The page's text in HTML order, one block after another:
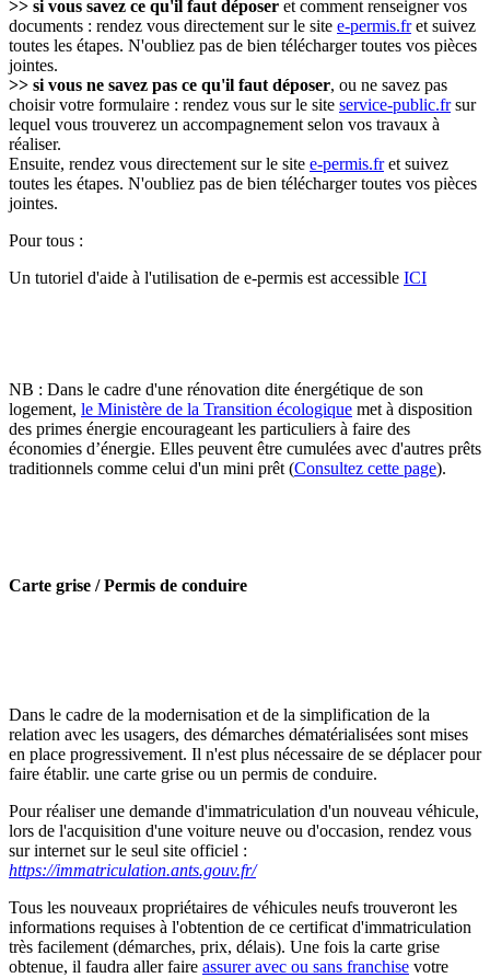
>> si vous savez ce qu'il faut déposer et comment renseigner vos
documents : rendez vous directement sur le site e-permis.fret suivez
toutes les étapes. N'oubliez pas de bien télécharger toutes vos pièces
jointes.
>> si vous ne savez pas ce qu'il faut déposer, ou ne savez pas
choisir votre formulaire : rendez vous sur le site service-public.frsur
lequel vous trouverez un accompagnement selon vos travaux à
réaliser.
Ensuite, rendez vous directement sur le site e-permis.fret suivez
toutes les étapes. N'oubliez pas de bien télécharger toutes vos pièces
jointes.
Pour tous :
Un tutoriel d'aide à l'utilisation de e-permis est accessible ICI
NB : Dans le cadre d'une rénovation dite énergétique de son
logement, le Ministère de la Transition écologique met à disposition
des primes énergie encourageant les particuliers à faire des
économies d’énergie. Elles peuvent être cumulées avec d'autres prêts
traditionnels comme celui d'un mini prêt (Consultez cette page).
Carte grise / Permis de conduire
Dans le cadre de la modernisation et de la simplification de la
relation avec les usagers, des démarches dématérialisées sont mises
en place progressivement. Il n'est plus nécessaire de se déplacer pour
faire établir. une carte grise ou un permis de conduire.
Pour réaliser une demande d'immatriculation d'un nouveau véhicule,
lors de l'acquisition d'une voiture neuve ou d'occasion, rendez vous
sur internet sur le seul site officiel :
https://immatriculation.ants.gouv.fr/
Tous les nouveaux propriétaires de véhicules neufs trouveront les
informations requises à l'obtention de ce certificat d'immatriculation
très facilement (démarches, prix, délais). Une fois la carte grise
obtenue, il faudra aller faire assurer avec ou sans franchise votre